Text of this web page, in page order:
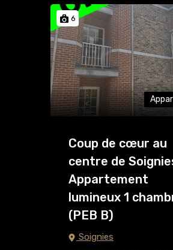
6
Coup de cœur au
centre de
Appartement
lumineux 1
(PEB B)
Soignies